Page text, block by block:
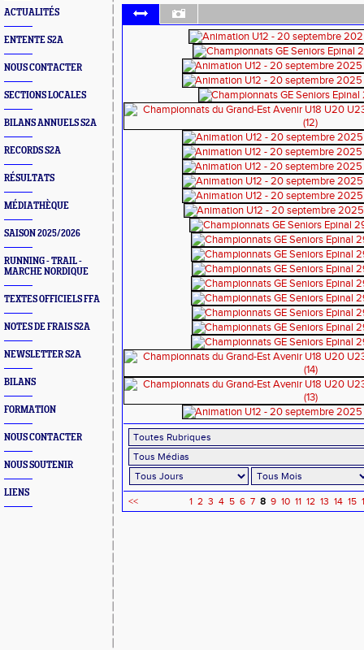
ACTUALITÉS
ENTENTE S2A
NOUS CONTACTER
SECTIONS LOCALES
BILANS ANNUELS S2A
RECORDS S2A
RÉSULTATS
MÉDIATHÈQUE
SAISON 2025/2026
RUNNING - TRAIL -
MARCHE NORDIQUE
TEXTES OFFICIELS FFA
NOTES DE FRAIS S2A
NEWSLETTER S2A
BILANS
FORMATION
NOUS CONTACTER
NOUS SOUTENIR
LIENS
<< 1 2 3 4 5 6 7 8 9 10 11 12 13 14 15